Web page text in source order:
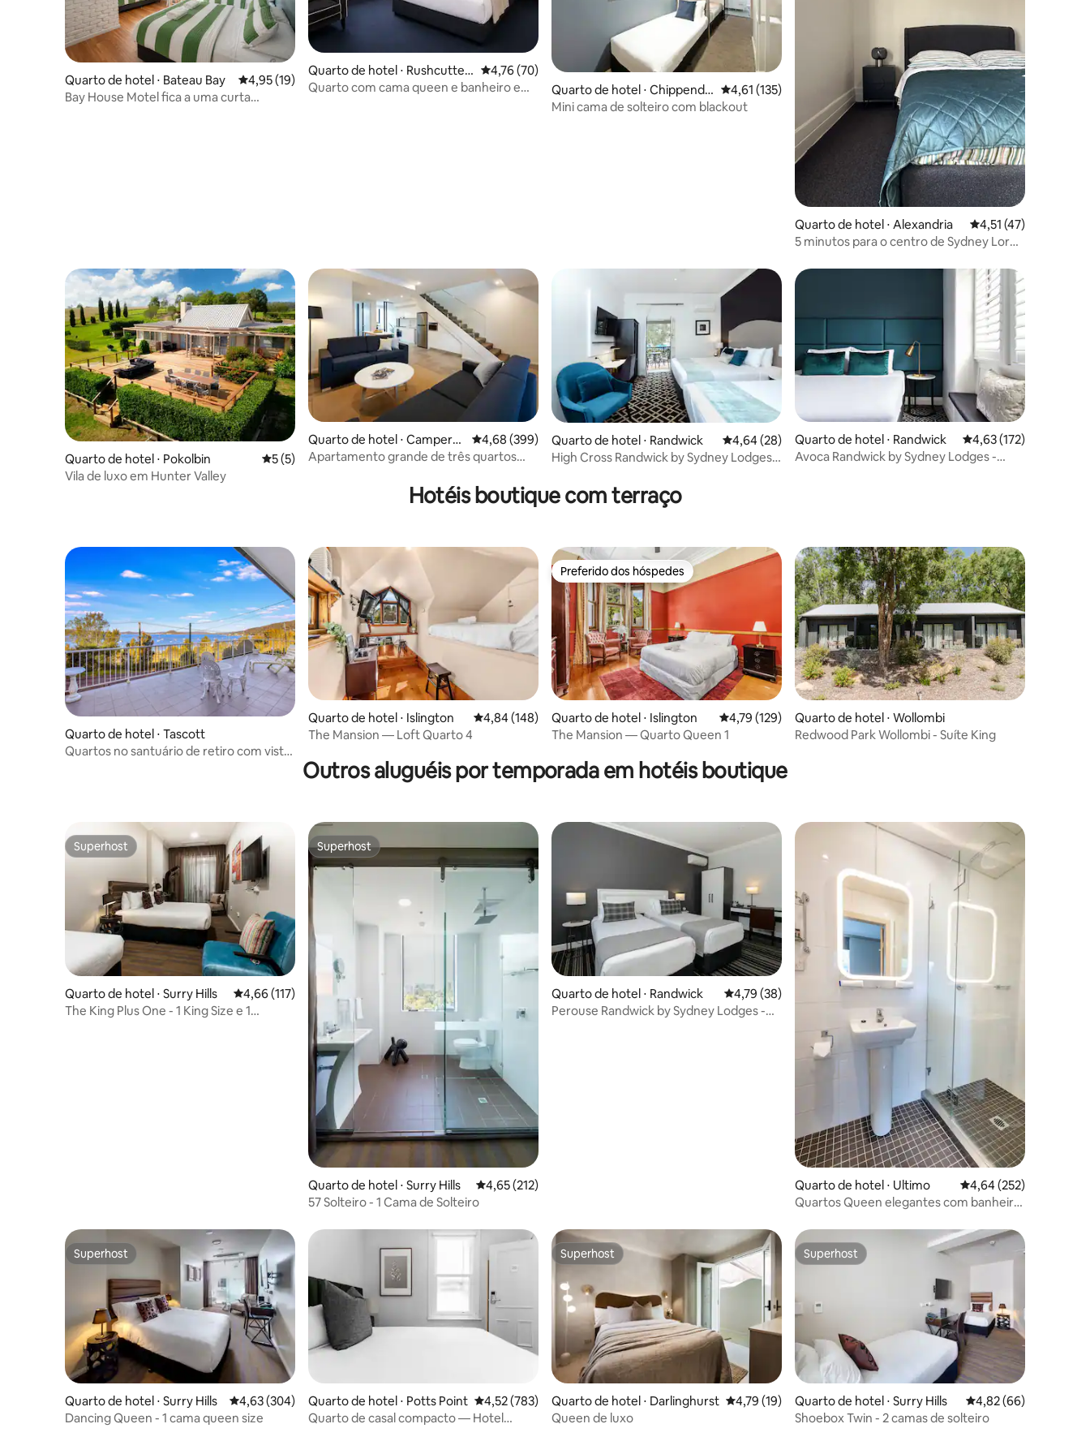
Quarto de hotel ⋅ Bateau Bay 4,95 de uma avaliação média de 5, 19 avaliações
4,95 (19)
Bay House Motel fica a uma curta
Quarto de hotel ⋅ Rushcutter
s Bay
4,76 de uma avaliação média de 5, 70 avaliações
4,76 (70)
Quarto com cama queen e banheiro em
Quarto de hotel ⋅ Chippendal
e
4,61 de uma avaliação média de 5, 135 avaliações
4,61 (135)
Mini cama de solteiro com blackout
Quarto de hotel ⋅ Alexandria 4,51 de uma
4,51 (47)
5 minutos para o centro de Sydney Lord
Quarto de hotel ⋅ Pokolbin 5 de uma avaliação média de 5, 5 avaliações
5 (5)
Vila de luxo em Hunter Valley
Quarto de hotel ⋅ Camperd
own
4,68 de uma avaliação média de 5, 399 avaliações
4,68 (399)
Apartamento grande de três quartos
Quarto de hotel ⋅ Randwick 4,64 de uma avaliação média de 5, 28 avaliações
4,64 (28)
High Cross Randwick by Sydney Lodges -
Quarto de hotel ⋅ Randwick 4,63 de uma avaliação
4,63 (172)
Avoca Randwick by Sydney Lodges -
Hotéis boutique com terraço
Quarto de hotel ⋅ Tascott
Quartos no santuário de retiro com vista
Quarto de hotel ⋅ Islington 4,84 de uma avaliação média de 5, 148 avaliações
4,84 (148)
The Mansion — Loft Quarto 4
Preferido dos hóspedes
Preferido dos hóspedes
Quarto de hotel ⋅ Islington 4,79 de uma avaliação média de 5, 129 avaliações
4,79 (129)
The Mansion — Quarto Queen 1
Quarto de hotel ⋅ Wollombi
Redwood Park Wollombi - Suíte King
Outros aluguéis por temporada em hotéis boutique
Superhost
Superhost
Quarto de hotel ⋅ Surry Hills 4,66 de uma avaliação média de 5, 117 avaliações
4,66 (117)
The King Plus One - 1 King Size e 1
Superhost
Superhost
Quarto de hotel ⋅ Surry Hills 4,65 de uma avaliação média de 5, 212 avaliações
4,65 (212)
57 Solteiro - 1 Cama de Solteiro
Quarto de hotel ⋅ Randwick 4,79 de uma avaliação média de 5, 38 avaliações
4,79 (38)
Perouse Randwick by Sydney Lodges -
Quarto de hotel ⋅ Ultimo 4,64 de uma avaliação
4,64 (252)
Quartos Queen elegantes com banheiro
Superhost
Superhost
Quarto de hotel ⋅ Surry Hills 4,63 de uma avaliação média de 5, 304 avaliações
4,63 (304)
Dancing Queen - 1 cama queen size
Quarto de hotel ⋅ Potts Point 4,52 de uma avaliação média de 5, 783 avaliações
4,52 (783)
Quarto de casal compacto — Hotel
Superhost
Superhost
Quarto de hotel ⋅ Darlinghurst 4,79 de uma avaliação média de 5, 19 avaliações
4,79 (19)
Queen de luxo
Superhost
Superhost
Quarto de hotel ⋅ Surry Hills 4,82 de uma
4,82 (66)
Shoebox Twin - 2 camas de solteiro